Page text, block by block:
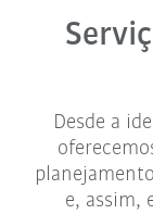
Desde a
e, assim,